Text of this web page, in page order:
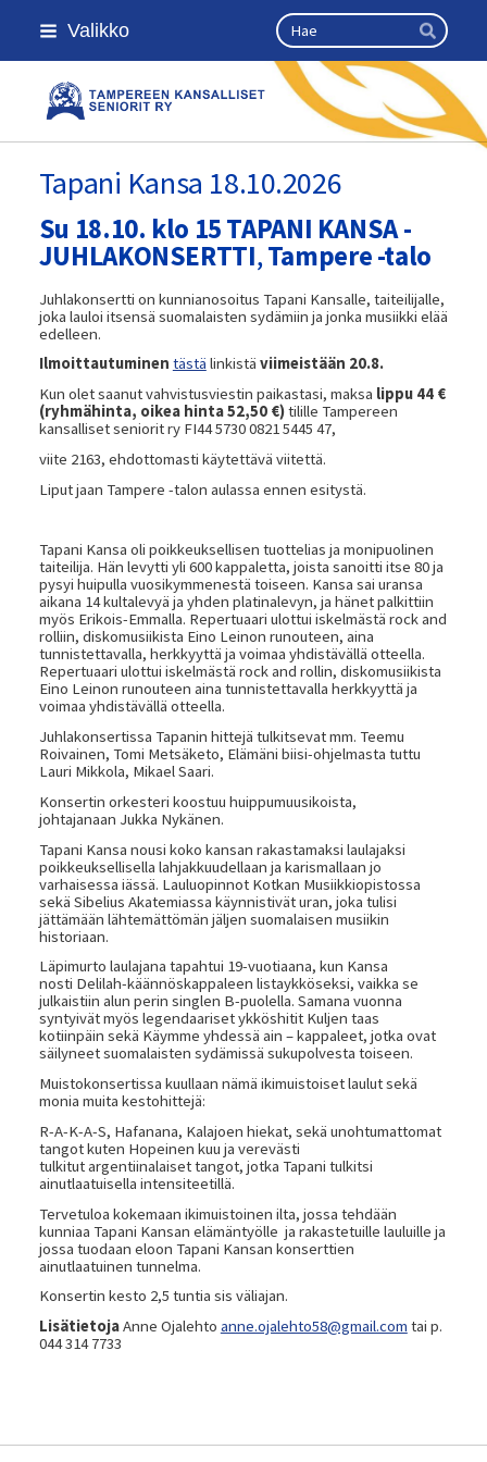
Siirry
sivun
Valikko Haku
Hae
Kansallinen senioriliitto
Tapani Kansa 18.10.2026
Su 18.10. klo 15 TAPANI KANSA -
JUHLAKONSERTTI,Tampere -talo
Juhlakonsertti on kunnianosoitus Tapani Kansalle, taiteilijalle,
joka lauloi itsensä suomalaisten sydämiin ja jonka musiikki elää
edelleen.
Ilmoittautuminen tästä linkistä viimeistään 20.8.
Kun olet saanut vahvistusviestin paikastasi, maksa lippu 44 €
(ryhmähinta, oikea hinta 52,50 €)tilille Tampereen
kansalliset seniorit ry FI44 5730 0821 5445 47,
viite 2163, ehdottomasti käytettävä viitettä.
Liput jaan Tampere -talon aulassa ennen esitystä.
Tapani Kansa oli poikkeuksellisen tuottelias ja monipuolinen
taiteilija. Hän levytti yli 600 kappaletta, joista sanoitti itse 80 ja
pysyi huipulla vuosikymmenestä toiseen. Kansa sai uransa
aikana 14 kultalevyä ja yhden platinalevyn, ja hänet palkittiin
myös Erikois-Emmalla. Repertuaari ulottui iskelmästä rock and
rolliin, diskomusiikista Eino Leinon runouteen, aina
tunnistettavalla, herkkyyttä ja voimaa yhdistävällä otteella.
Repertuaari ulottui iskelmästä rock and rollin, diskomusiikista
Eino Leinon runouteen aina tunnistettavalla herkkyyttä ja
voimaa yhdistävällä otteella.
Juhlakonsertissa Tapanin hittejä tulkitsevat mm. Teemu
Roivainen, Tomi Metsäketo, Elämäni biisi-ohjelmasta tuttu
Lauri Mikkola, Mikael Saari.
Konsertin orkesteri koostuu huippumuusikoista,
johtajanaan Jukka Nykänen.
Tapani Kansa nousi koko kansan rakastamaksi laulajaksi
poikkeuksellisella lahjakkuudellaan ja karismallaan jo
varhaisessa iässä. Lauluopinnot Kotkan Musiikkiopistossa
sekä Sibelius Akatemiassa käynnistivät uran, joka tulisi
jättämään lähtemättömän jäljen suomalaisen musiikin
historiaan.
Läpimurto laulajana tapahtui 19-vuotiaana, kun Kansa
nosti Delilah-käännöskappaleen listaykköseksi, vaikka se
julkaistiin alun perin singlen B-puolella. Samana vuonna
syntyivät myös legendaariset ykköshitit Kuljen taas
kotiinpäin sekä Käymme yhdessä ain – kappaleet, jotka ovat
säilyneet suomalaisten sydämissä sukupolvesta toiseen.
Muistokonsertissa kuullaan nämä ikimuistoiset laulut sekä
monia muita kestohittejä:
R-A-K-A-S, Hafanana, Kalajoen hiekat, sekä unohtumattomat
tangot kuten Hopeinen kuu ja verevästi
tulkitut argentiinalaiset tangot, jotka Tapani tulkitsi
ainutlaatuisella intensiteetillä.
Tervetuloa kokemaan ikimuistoinen ilta, jossa tehdään
kunniaa Tapani Kansan elämäntyölle ja rakastetuille lauluille ja
jossa tuodaan eloon Tapani Kansan konserttien
ainutlaatuinen tunnelma.
Konsertin kesto 2,5 tuntia sis väliajan.
LisätietojaAnne Ojalehto anne.ojalehto58@gmail.com tai p.
044 314 7733